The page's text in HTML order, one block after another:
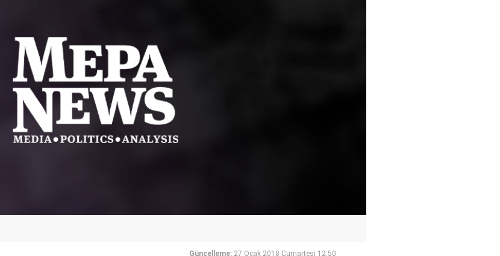
Güncelleme: 27 Ocak 2018 Cumartesi 12:50